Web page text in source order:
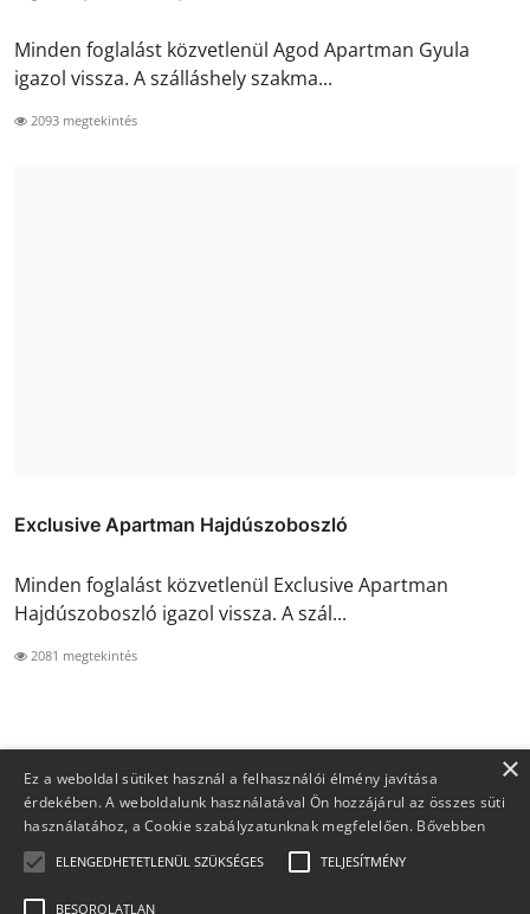
Minden foglalást közvetlenül Agod Apartman Gyula
igazol vissza. A szálláshely szakma...
2093 megtekintés
Exclusive Apartman Hajdúszoboszló
Minden foglalást közvetlenül Exclusive Apartman
Hajdúszoboszló igazol vissza. A szál...
2081 megtekintés
×
Ez a weboldal sütiket használ a felhasználói élmény javítása
érdekében. A weboldalunk használatával Ön hozzájárul az összes süti
használatához, a Cookie szabályzatunknak megfelelően. Bővebben
ELENGEDHETETLENÜL SZÜKSÉGES TELJESÍTMÉNY
BESOROLATLAN